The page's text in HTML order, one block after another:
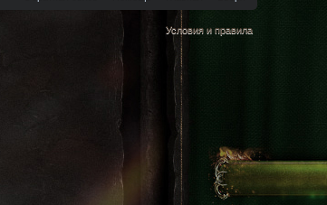
Условия и правила